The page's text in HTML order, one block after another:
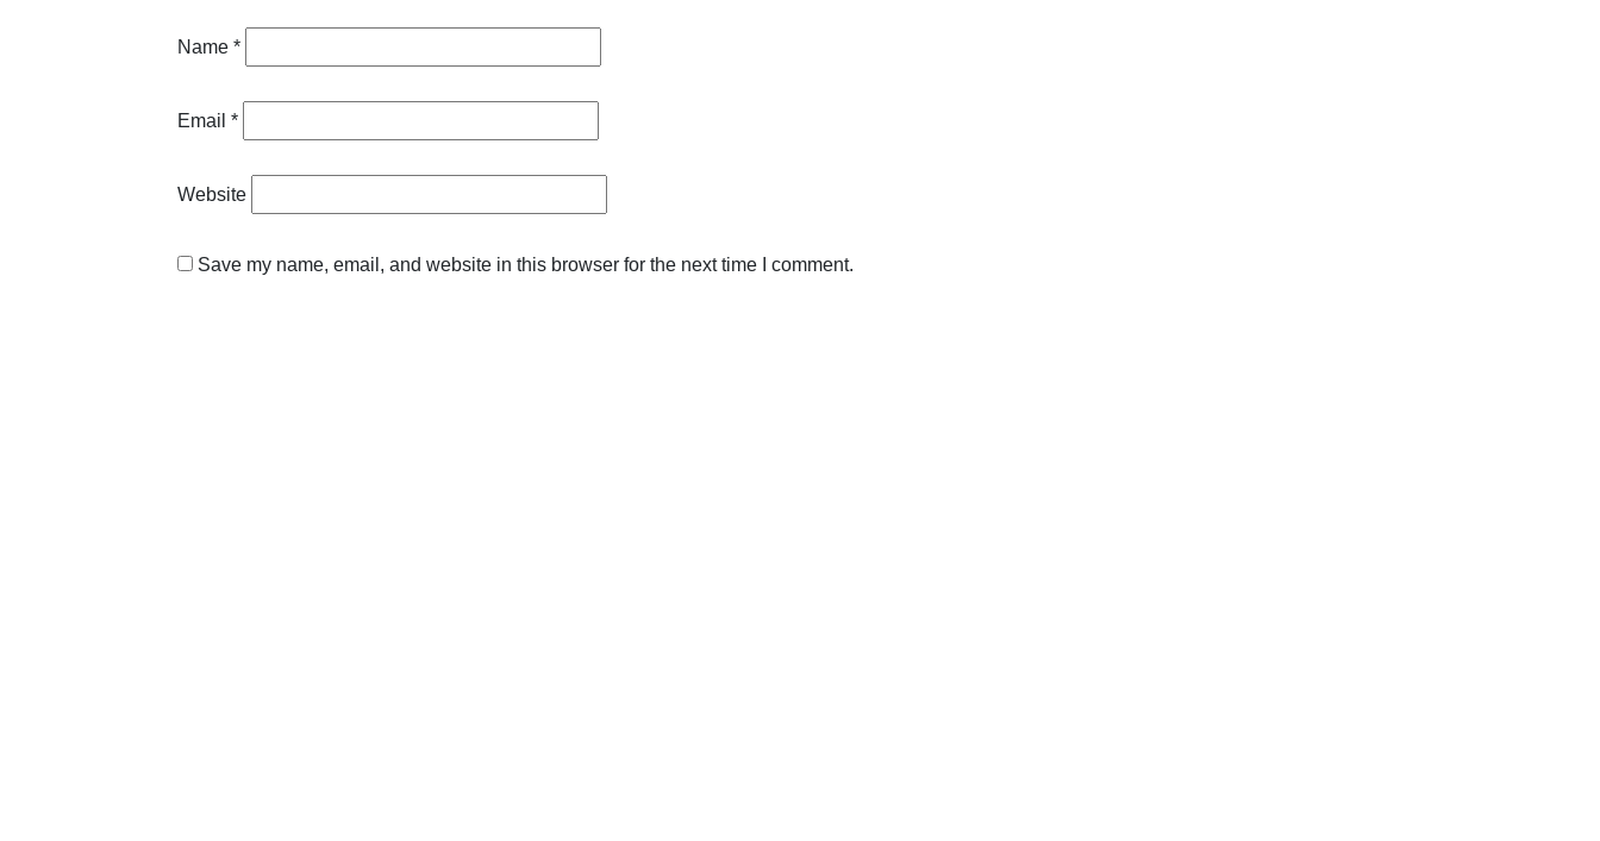
Name*
Email*
Website
Save my name, email, and website in this browser for the next time I comment.